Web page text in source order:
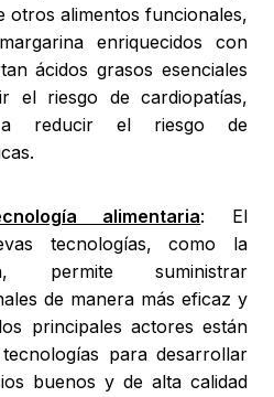
otros alimentos funcionales,
enriquecidos con
ácidos grasos esenciales
el riesgo de cardiopatías,
a reducir el riesgo de
alimentaria: El
tecnologías, como la
permite suministrar
de manera más eficaz y
principales actores están
para desarrollar
buenos y de alta calidad